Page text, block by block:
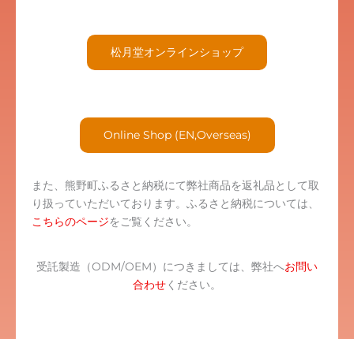
松月堂オンラインショップ
Online Shop (EN,Overseas)
また、熊野町ふるさと納税にて弊社商品を返礼品として取
り扱っていただいております。ふるさと納税については、
こちらのページをご覧ください。
受託製造（ODM/OEM）につきましては、弊社へお問い
合わせください。